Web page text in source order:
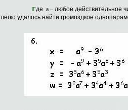
где а – любое действительное
легко удалось найти громоздкое